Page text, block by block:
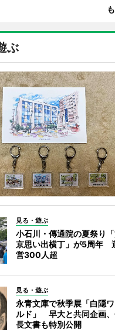
ぶ
見る・遊ぶ
小石川・傳通院の夏祭り
京思い出横丁」が5周年
営300人超
見る・遊ぶ
永青文庫で秋季展「白隠
ルド」 早大と共同企画
長文書も特別公開